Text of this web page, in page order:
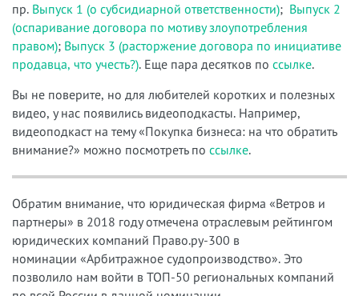
пр. Выпуск 1 (о субсидиарной ответственности); Выпуск 2
(оспаривание договора по мотиву злоупотребления
правом); Выпуск 3 (расторжение договора по инициативе
продавца, что учесть?). Еще пара десятков по ссылке.
Вы не поверите, но для любителей коротких и полезных
видео, у нас появились видеоподкасты. Например,
видеоподкаст на тему «Покупка бизнеса: на что обратить
внимание?» можно посмотреть по ссылке.
Обратим внимание, что юридическая фирма «Ветров и
партнеры» в 2018 году отмечена отраслевым рейтингом
юридических компаний Право.ру-300 в
номинации «Арбитражное судопроизводство». Это
позволило нам войти в ТОП-50 региональных компаний